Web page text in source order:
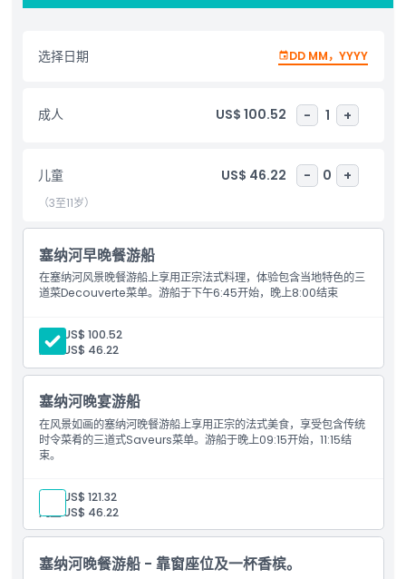
亮点
排除项
营业时间
位置
如何到达那里
取消政策
选择日期 DD MM，YYYY
成人 US$ 100.52 - 1 +
儿童 US$ 46.22 - 0 +
（3至11岁）
塞纳河早晚餐游船
在塞纳河风景晚餐游船上享用正宗法式料理，体验包含当地特色的三
道菜Decouverte菜单。游船于下午6:45开始，晚上8:00结束
成人: US$ 100.52
儿童:
US$ 46.22
塞纳河晚宴游船
在风景如画的塞纳河晚餐游船上享用正宗的法式美食，享受包含传统
时令菜肴的三道式Saveurs菜单。游船于晚上09:15开始，11:15结
束。
成人: US$ 121.32
儿童:US$ 46.22
塞纳河晚餐游船 - 靠窗座位及一杯香槟。